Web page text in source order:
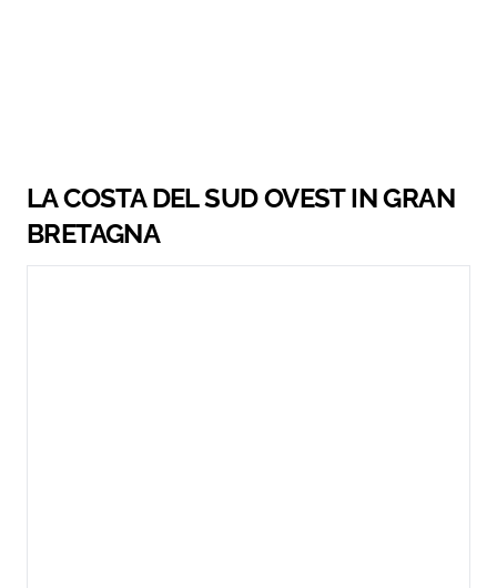
LA COSTA DEL SUD OVEST IN GRAN
BRETAGNA